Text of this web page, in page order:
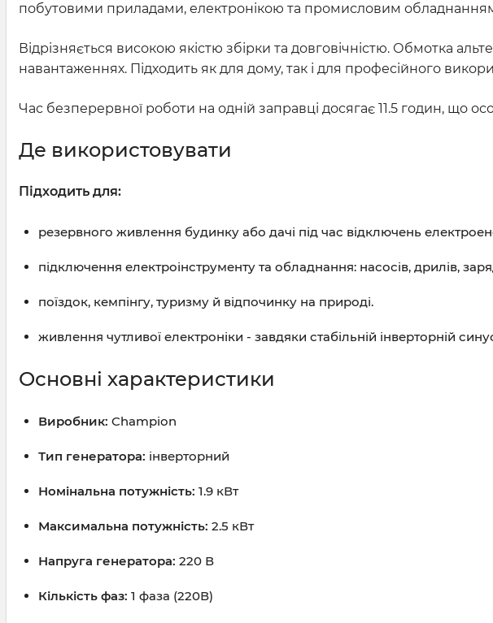
побутовими приладами, електронікою та промисловим
Відрізняється високою якістю збірки та довговічністю. Обмотка
навантаженнях. Підходить як для дому, так і для професійного
Час безперервної роботи на одній заправці досягає 11.5 годин, що
Де використовувати
Підходить для:
резервного живлення будинку або дачі під час відключень
підключення електроінструменту та обладнання: насосів, дрилів,
поїздок, кемпінгу, туризму й відпочинку на природі.
живлення чутливої електроніки - завдяки стабільній інверторній
Основні характеристики
Виробник: Champion
Тип генератора: інверторний
Номінальна потужність: 1.9 кВт
Максимальна потужність: 2.5 кВт
Напруга генератора: 220 В
Кількість фаз: 1 фаза (220В)